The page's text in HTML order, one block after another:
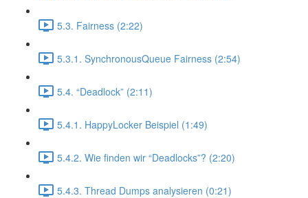
5.3. Fairness (2:22)
5.3.1. SynchronousQueue Fairness (2:54)
5.4. “Deadlock” (2:11)
5.4.1. HappyLocker Beispiel (1:49)
5.4.2. Wie finden wir “Deadlocks”? (2:20)
5.4.3. Thread Dumps analysieren (0:21)